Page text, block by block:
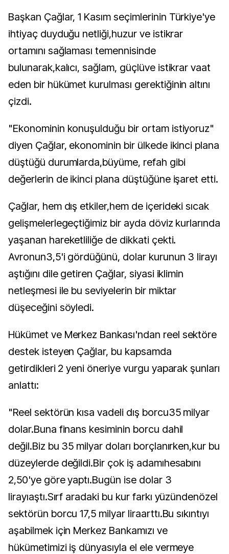
Başkan Çağlar, 1 Kasım seçimlerinin Türkiye'ye
ihtiyaç duyduğu netliği,huzur ve istikrar
ortamını sağlaması temennisinde
bulunarak,kalıcı, sağlam, güçlüve istikrar vaat
eden bir hükümet kurulması gerektiğinin altını
çizdi.
"Ekonominin konuşulduğu bir ortam istiyoruz"
diyen Çağlar, ekonominin bir ülkede ikinci plana
düştüğü durumlarda,büyüme, refah gibi
değerlerin de ikinci plana düştüğüne işaret etti.
Çağlar, hem dış etkiler,hem de içerideki sıcak
gelişmelerlegeçtiğimiz bir ayda döviz kurlarında
yaşanan hareketliliğe de dikkati çekti.
Avronun3,5'i gördüğünü, dolar kurunun 3 lirayı
aştığını dile getiren Çağlar, siyasi iklimin
netleşmesi ile bu seviyelerin bir miktar
düşeceğini söyledi.
Hükümet ve Merkez Bankası'ndan reel sektöre
destek isteyen Çağlar, bu kapsamda
getirdikleri 2 yeni öneriye vurgu yaparak şunları
anlattı:
"Reel sektörün kısa vadeli dış borcu35 milyar
dolar.Buna finans kesiminin borcu dahil
değil.Biz bu 35 milyar doları borçlanırken,kur bu
düzeylerde değildi.Bir çok iş adamıhesabını
2,50'ye göre yaptı.Bugün ise dolar 3
lirayıaştı.Sırf aradaki bu kur farkı yüzündenözel
sektörün borcu 17,5 milyar liraarttı.Bu sıkıntıyı
aşabilmek için Merkez Bankamızı ve
hükümetimizi iş dünyasıyla el ele vermeye